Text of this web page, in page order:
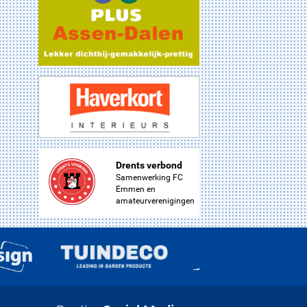
Drents verbond
Samenwerking FC
Emmen en
amateurverenigingen